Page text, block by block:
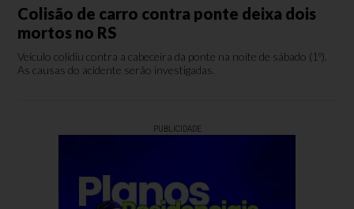
Colisão de carro contra ponte deixa dois
mortos no RS
Veículo colidiu contra a cabeceira da ponte na noite de sábado (1º).
As causas do acidente serão investigadas.
PUBLICIDADE